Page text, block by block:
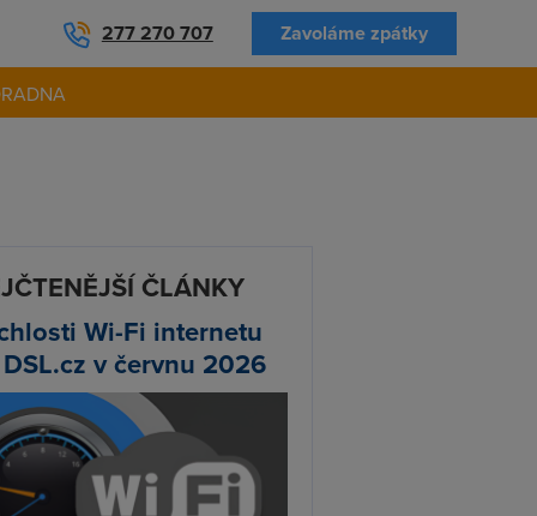
277 270 707 Zavoláme zpátky
ČLÁNKY
Wi-Fi internetu
v červnu 2026